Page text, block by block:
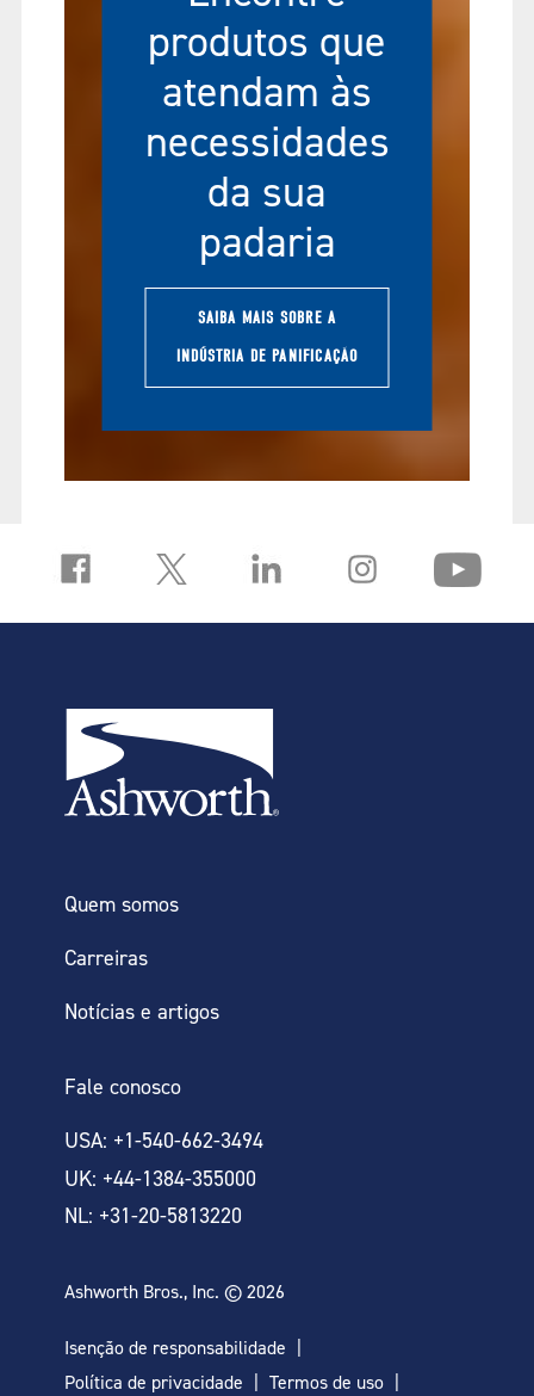
produtos que
atendam às
necessidades
da sua
padaria
SAIBA MAIS SOBRE A
INDÚSTRIA DE PANIFICAÇÃO
Quem somos
Carreiras
Notícias e artigos
Fale conosco
USA: +1-540-662-3494
UK: +44-1384-355000
NL: +31-20-5813220
Ashworth Bros., Inc. © 2026
Isenção de responsabilidade
Política de privacidade
Termos de uso